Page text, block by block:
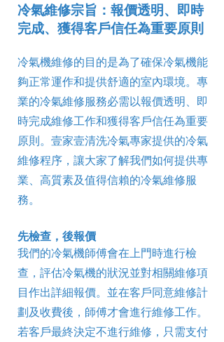
冷氣維修宗旨：報價透明、即時
完成、獲得客戶信任為重要原則
冷氣機維修的目的是為了確保冷氣機能
夠正常運作和提供舒適的室內環境。專
業的冷氣維修服務必需以報價透明、即
時完成維修工作和獲得客戶信任為重要
原則。壹家壹清洗冷氣專家提供的冷氣
維修程序，讓大家了解我們如何提供專
業、高質素及值得信賴的冷氣維修服
務。
先檢查，後報價
我們的冷氣機師傅會在上門時進行檢
查，評估冷氣機的狀況並對相關維修項
目作出詳細報價。並在客戶同意維修計
劃及收費後，師傅才會進行維修工作。
若客戶最終決定不進行維修，只需支付